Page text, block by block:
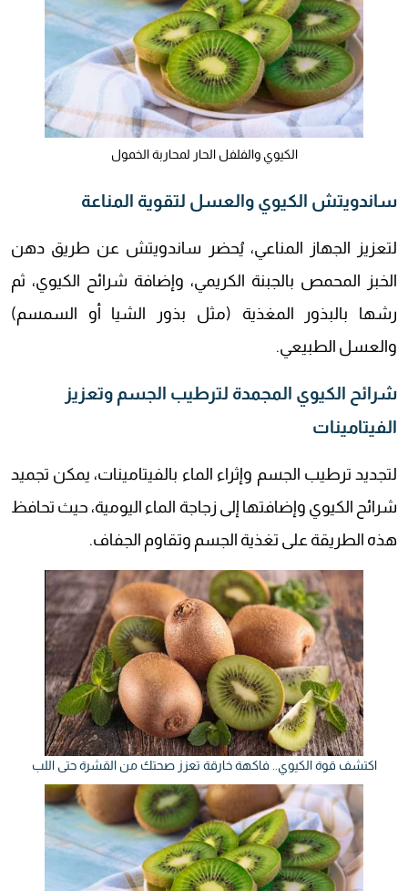
الكيوي والفلفل الحار لمحاربة الخمول
ساندويتش الكيوي والعسل لتقوية المناعة
لتعزيز الجهاز المناعي، يُحضر ساندويتش عن طريق دهن
الخبز المحمص بالجبنة الكريمي، وإضافة شرائح الكيوي، ثم
رشها بالبذور المغذية (مثل بذور الشيا أو السمسم)
والعسل الطبيعي.
شرائح الكيوي المجمدة لترطيب الجسم وتعزيز
الفيتامينات
لتجديد ترطيب الجسم وإثراء الماء بالفيتامينات، يمكن تجميد
شرائح الكيوي وإضافتها إلى زجاجة الماء اليومية، حيث تحافظ
هذه الطريقة على تغذية الجسم وتقاوم الجفاف.
اكتشف قوة الكيوي.. فاكهة خارقة تعزز صحتك من القشرة حتى اللب